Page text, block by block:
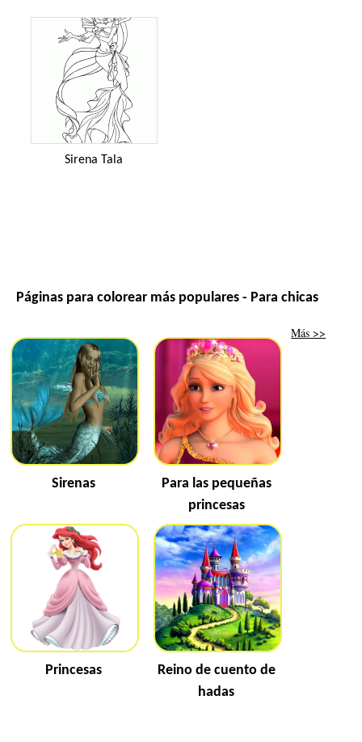
Sirena Tala
Páginas para colorear más populares - Para chicas
Sirenas
Para las pequeñas
princesas
Princesas
Reino de cuento de
hadas
Más >>